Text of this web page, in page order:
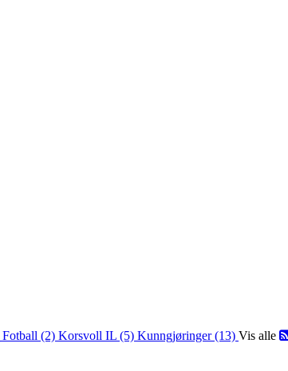
Fotball (2) Korsvoll IL (5) Kunngjøringer (13) Vis alle